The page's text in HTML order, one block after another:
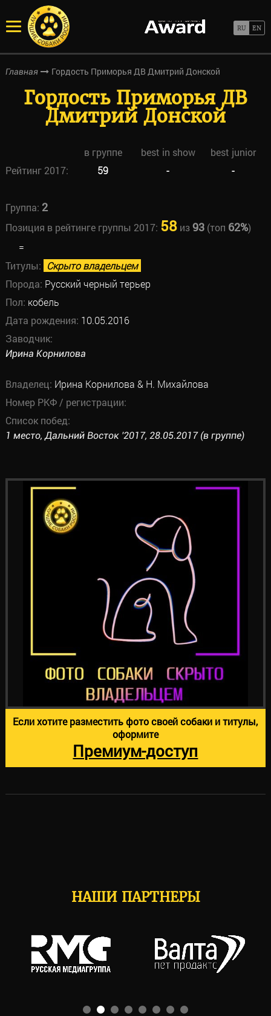
Главная Гордость Приморья ДВ Дмитрий Донской
Гордость Приморья ДВ
Дмитрий Донской
в группе best in show
best junior
Рейтинг 2017:
59 - -
Группа: 2
Позиция в рейтинге группы 2017: 58из93(топ 62%)
=
Титулы: Скрыто владельцем
Порода: Русский черный терьер
Пол: кобель
Дата рождения: 10.05.2016
Заводчик:
Ирина Корнилова
Владелец: Ирина Корнилова & Н. Михайлова
Номер РКФ / регистрации:
Список побед:
1 место, Дальний Восток '2017, 28.05.2017 (в группе)
Если хотите разместить фото своей собаки и титулы,
оформите
Премиум-доступ
НАШИ ПАРТНЕРЫ